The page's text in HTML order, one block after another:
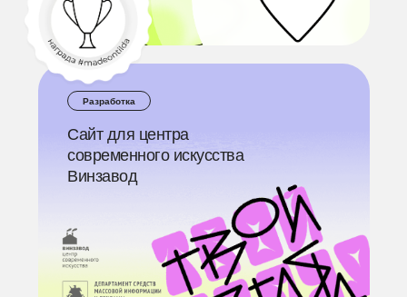
Сайт для центра
современного искусства
Винзавод
Разработка